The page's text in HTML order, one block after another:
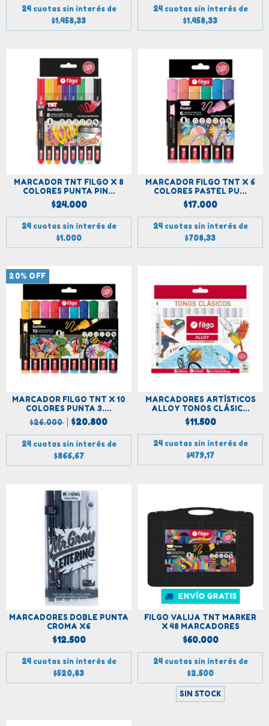
24 cuotas sin interés de
$1.458,33
24 cuotas sin interés de
$1.458,33
MARCADOR TNT FILGO X 8
COLORES PUNTA PIN...
$24.000
24 cuotas sin interés de
$1.000
MARCADOR FILGO TNT X 6
COLORES PASTEL PU...
$17.000
24 cuotas sin interés de
$708,33
20% OFF
MARCADOR FILGO TNT X 10
COLORES PUNTA 3....
$26.000
$20.800
24 cuotas sin interés de
$866,67
MARCADORES ARTÍSTICOS
ALLOY TONOS CLÁSIC...
$11.500
24 cuotas sin interés de
$479,17
MARCADORES DOBLE PUNTA
CROMA X6
$12.500
24 cuotas sin interés de
$520,83
ENVÍO GRATIS
FILGO VALIJA TNT MARKER
X 48 MARCADORES
$60.000
24 cuotas sin interés de
$2.500
SIN STOCK